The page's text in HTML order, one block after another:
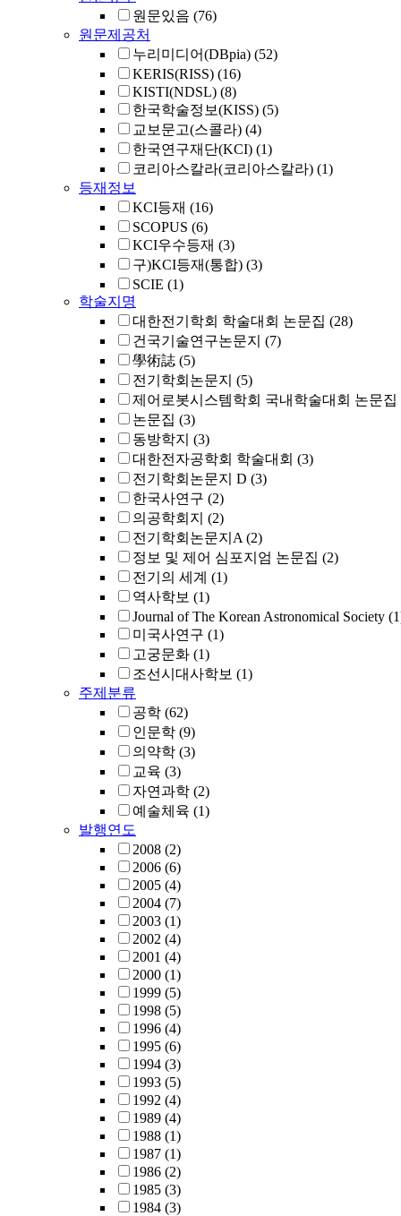
원문있음 (76)
원문제공처
누리미디어(DBpia) (52)
KERIS(RISS) (16)
KISTI(NDSL) (8)
한국학술정보(KISS) (5)
교보문고(스콜라) (4)
한국연구재단(KCI) (1)
코리아스칼라(코리아스칼라) (1)
등재정보
KCI등재 (16)
SCOPUS (6)
KCI우수등재 (3)
구)KCI등재(통합) (3)
SCIE (1)
학술지명
대한전기학회 학술대회 논문집 (28)
건국기술연구논문지 (7)
學術誌 (5)
전기학회논문지 (5)
제어로봇시스템학회 국내학술대회 논문집
논문집 (3)
동방학지 (3)
대한전자공학회 학술대회 (3)
전기학회논문지 D (3)
한국사연구 (2)
의공학회지 (2)
전기학회논문지A (2)
정보 및 제어 심포지엄 논문집 (2)
전기의 세계 (1)
역사학보 (1)
Journal of The Korean Astronomical Society
미국사연구 (1)
고궁문화 (1)
조선시대사학보 (1)
주제분류
공학 (62)
인문학 (9)
의약학 (3)
교육 (3)
자연과학 (2)
예술체육 (1)
발행연도
2008 (2)
2006 (6)
2005 (4)
2004 (7)
2003 (1)
2002 (4)
2001 (4)
2000 (1)
1999 (5)
1998 (5)
1996 (4)
1995 (6)
1994 (3)
1993 (5)
1992 (4)
1989 (4)
1988 (1)
1987 (1)
1986 (2)
1985 (3)
1984 (3)